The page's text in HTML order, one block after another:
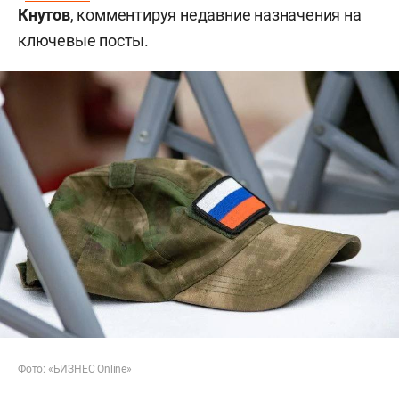
Кнутов, комментируя недавние назначения на
ключевые посты.
Фото: «БИЗНЕС Online»